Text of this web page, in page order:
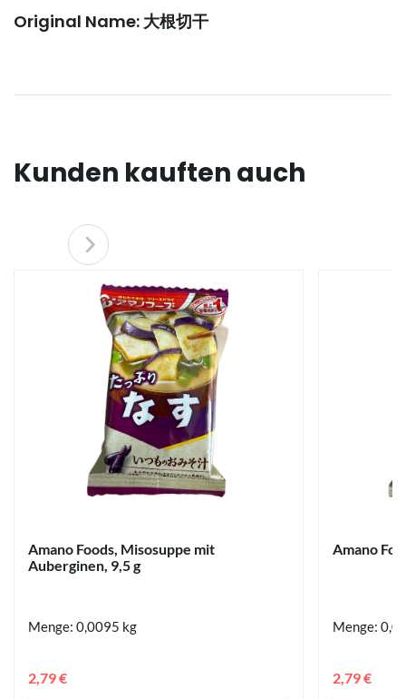
Original Name: 大根切干
Kunden kauften auch
Amano Foods, Misosuppe mit
Auberginen, 9,5 g
Menge: 0,0095 kg
2,79 €
Amano
Menge:
2,79 €